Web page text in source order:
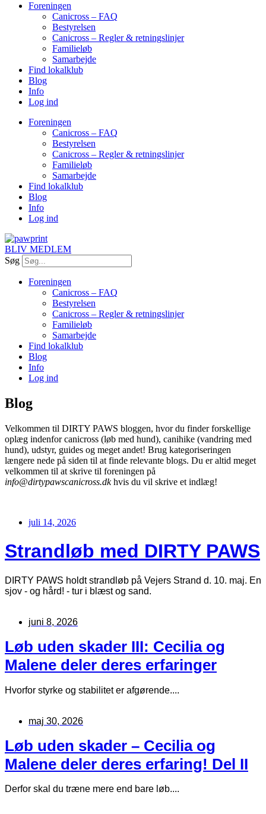
Foreningen
Canicross – FAQ
Bestyrelsen
Canicross – Regler & retningslinjer
Familieløb
Samarbejde
Find lokalklub
Blog
Info
Log ind
Foreningen
Canicross – FAQ
Bestyrelsen
Canicross – Regler & retningslinjer
Familieløb
Samarbejde
Find lokalklub
Blog
Info
Log ind
BLIV MEDLEM
Søg
Foreningen
Canicross – FAQ
Bestyrelsen
Canicross – Regler & retningslinjer
Familieløb
Samarbejde
Find lokalklub
Blog
Info
Log ind
Blog
Velkommen til DIRTY PAWS bloggen, hvor du finder forskellige
oplæg indenfor canicross (løb med hund), canihike (vandring med
hund), udstyr, guides og meget andet! Brug kategoriseringen
længere nede på siden til at finde relevante blogs. Du er altid meget
velkommen til at skrive til foreningen på
info@dirtypawscanicross.dkhvis du vil skrive et indlæg!
juli 14, 2026
Strandløb med DIRTY PAWS
DIRTY PAWS holdt strandløb på Vejers Strand d. 10. maj. En
sjov - og hård! - tur i blæst og sand.
juni 8, 2026
Løb uden skader III: Cecilia og
Malene deler deres erfaringer
Hvorfor styrke og stabilitet er afgørende....
maj 30, 2026
Løb uden skader – Cecilia og
Malene deler deres erfaring! Del II
Derfor skal du træne mere end bare løb....